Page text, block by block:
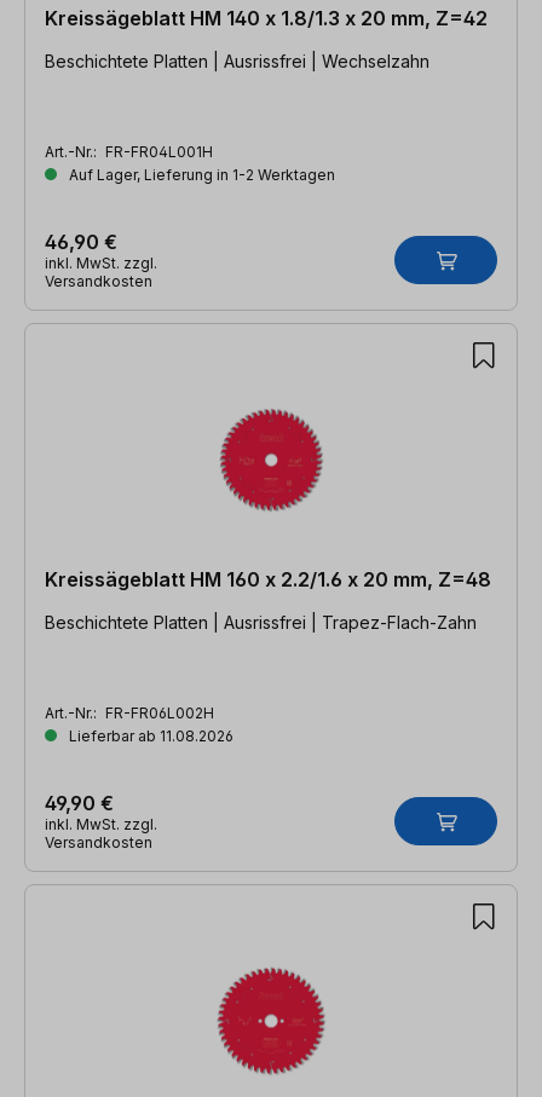
Kreissägeblatt HM 140 x 1.8/1.3 x 20 mm, Z=42
Beschichtete Platten | Ausrissfrei | Wechselzahn
Art.-Nr.: FR-FR04L001H
Auf Lager, Lieferung in 1-2 Werktagen
46,90 €
inkl. MwSt. zzgl.
Versandkosten
Kreissägeblatt HM 160 x 2.2/1.6 x 20 mm, Z=48
Beschichtete Platten | Ausrissfrei | Trapez-Flach-Zahn
Art.-Nr.: FR-FR06L002H
Lieferbar ab 11.08.2026
49,90 €
inkl. MwSt. zzgl.
Versandkosten